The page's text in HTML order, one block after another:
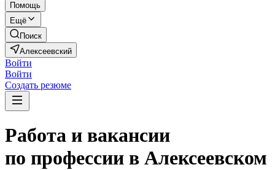
Помощь
Ещё
Поиск
Алексеевский
Войти
Войти
Создать резюме
Работа и вакансии
по профессии в Алексеевском